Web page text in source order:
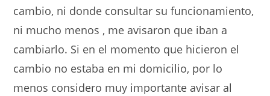
cambio, ni donde consultar su funcionamiento,
ni mucho menos , me avisaron que iban a
cambiarlo. Si en el momento que hicieron el
cambio no estaba en mi domicilio, por lo
menos considero muy importante avisar al